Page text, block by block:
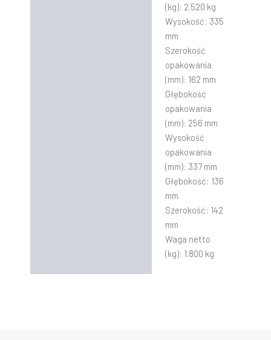
(kg): 2.520 kg
Wysokość: 335
mm
Szerokość
opakowania
(mm): 162 mm
Głębokość
opakowania
(mm): 256 mm
Wysokość
opakowania
(mm): 337 mm
Głębokość: 136
mm
Szerokość: 142
mm
Waga netto
(kg): 1.800 kg